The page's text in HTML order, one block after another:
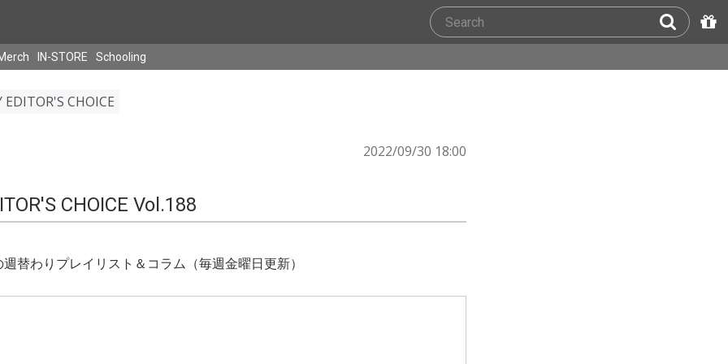
IN-STORE Schooling
CHOICE
2022/09/30 18:00
CHOICE Vol.188
替わりプレイリスト＆コラム（毎週金曜日更新）